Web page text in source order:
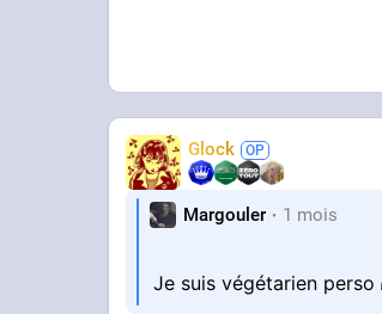
Glock
Margouler 1 mois
Je suis végétarien perso